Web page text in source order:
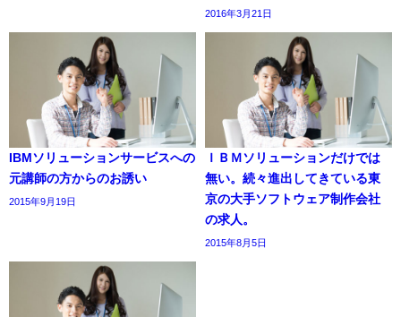
2016年3月21日
IBMソリューションサービスへの
元講師の方からのお誘い
2015年9月19日
ＩＢＭソリューションだけでは
無い。続々進出してきている東
京の大手ソフトウェア制作会社
の求人。
2015年8月5日